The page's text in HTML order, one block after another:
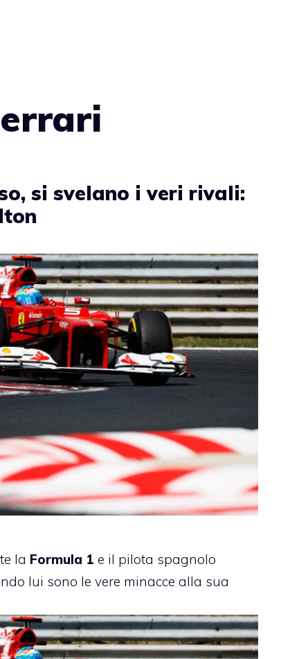
si svelano i veri rivali:
la Formula 1 e il pilota spagnolo
lui sono le vere minacce alla sua